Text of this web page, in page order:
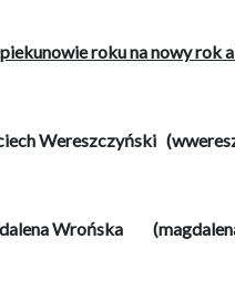
roku na nowy rok
Wereszczyński
Wrońska